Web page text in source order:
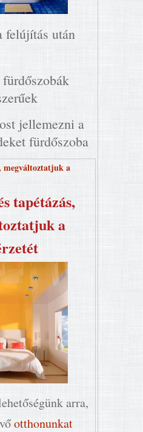
felújítás után
jellemezni a
fürdőszoba
megváltoztatjuk a
tapétázás,
a
arra,
otthonunkat